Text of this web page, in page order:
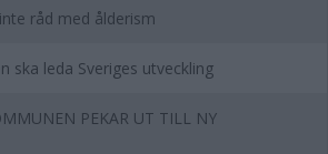
råd med ålderism
ska leda Sveriges utveckling
PEKAR UT TILL NY